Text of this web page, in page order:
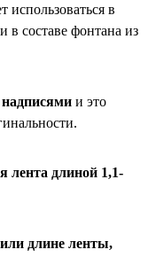
использоваться в
в составе фонтана из
и это
лента длиной 1,1-
длине ленты,